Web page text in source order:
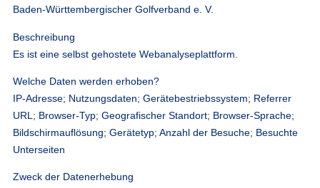
Baden-Württembergischer Golfverband e. V.
Beschreibung
Es ist eine selbst gehostete Webanalyseplattform.
Welche Daten werden erhoben?
IP-Adresse; Nutzungsdaten; Gerätebestriebssystem; Referrer
URL; Browser-Typ; Geografischer Standort; Browser-Sprache;
Bildschirmauflösung; Gerätetyp; Anzahl der Besuche; Besuchte
Unterseiten
Zweck der Datenerhebung